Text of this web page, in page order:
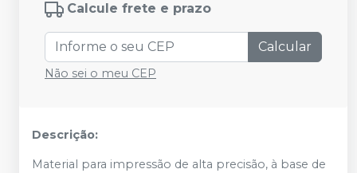
Calcule frete e prazo
Calcular
Não sei o meu CEP
Descrição:
Material para impressão de alta precisão, à base de